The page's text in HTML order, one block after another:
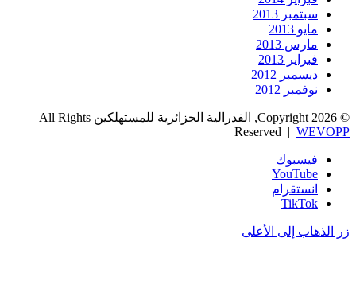
سبتمبر 2013
مايو 2013
مارس 2013
فبراير 2013
ديسمبر 2012
نوفمبر 2012
© Copyright 2026, الفدرالية الجزائرية للمستهلكين All Rights
Reserved | WEVOPP
فيسبوك
‫YouTube
انستقرام
‫TikTok
زر الذهاب إلى الأعلى